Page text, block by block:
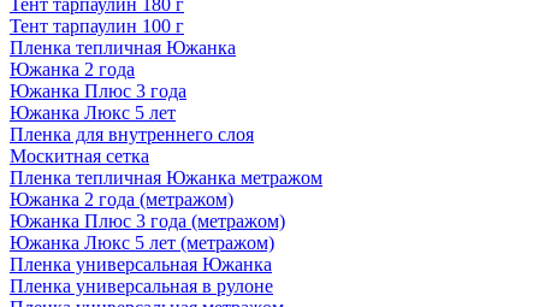
Тент тарпаулин 180 г
Тент тарпаулин 100 г
Пленка тепличная Южанка
Южанка 2 года
Южанка Плюс 3 года
Южанка Люкс 5 лет
Пленка для внутреннего слоя
Москитная сетка
Пленка тепличная Южанка метражом
Южанка 2 года (метражом)
Южанка Плюс 3 года (метражом)
Южанка Люкс 5 лет (метражом)
Пленка универсальная Южанка
Пленка универсальная в рулоне